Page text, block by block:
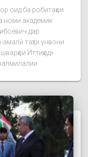
оид ба робитаҳои
номи академик
дар
таҳти унвони
Иттиҳод»